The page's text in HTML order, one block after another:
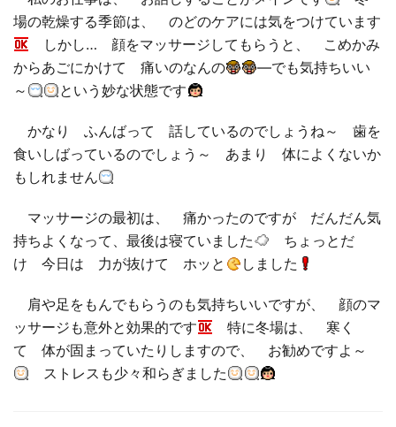
場の乾燥する季節は、 のどのケアには気をつけています
しかし… 顔をマッサージしてもらうと、 こめかみ
からあごにかけて 痛いのなんの
―でも気持ちいい
～
という妙な状態です
かなり ふんばって 話しているのでしょうね～ 歯を
食いしばっているのでしょう～ あまり 体によくないか
もしれません
マッサージの最初は、 痛かったのですが だんだん気
持ちよくなって、最後は寝ていました
ちょっとだ
け 今日は 力が抜けて ホッと
しました
肩や足をもんでもらうのも気持ちいいですが、 顔のマ
ッサージも意外と効果的です
特に冬場は、 寒く
て 体が固まっていたりしますので、 お勧めですよ～
ストレスも少々和らぎました